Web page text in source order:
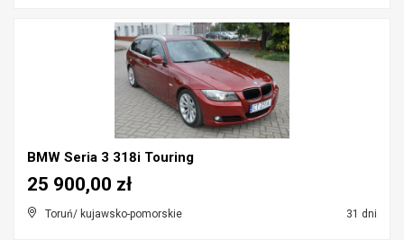
BMW Seria 3 318i Touring
Toruń/ kujawsko-pomorskie 31 dni
25 900,00 zł